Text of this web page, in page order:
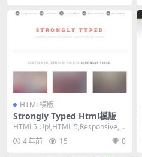
HTML模版
Strongly Typed Html模版
HTML5 Up!,HTML 5,Responsive,
Mixed Colum...
4 年前 15 0